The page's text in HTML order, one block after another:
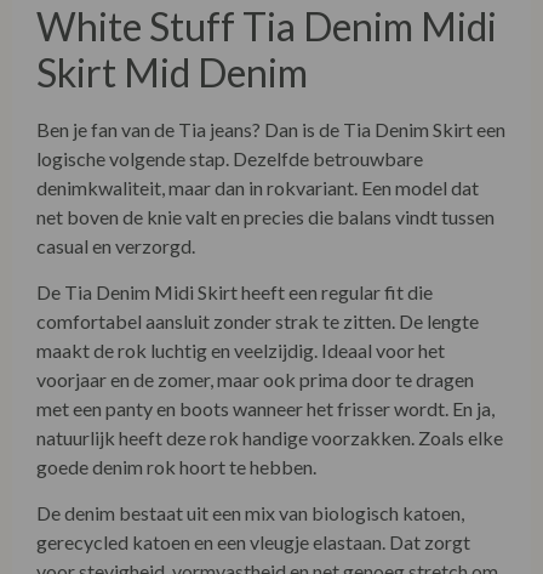
White Stuff Tia Denim Midi
Skirt Mid Denim
Ben je fan van de Tia jeans? Dan is de Tia Denim Skirt een
logische volgende stap. Dezelfde betrouwbare
denimkwaliteit, maar dan in rokvariant. Een model dat
net boven de knie valt en precies die balans vindt tussen
casual en verzorgd.
De Tia Denim Midi Skirt heeft een regular fit die
comfortabel aansluit zonder strak te zitten. De lengte
maakt de rok luchtig en veelzijdig. Ideaal voor het
voorjaar en de zomer, maar ook prima door te dragen
met een panty en boots wanneer het frisser wordt. En ja,
natuurlijk heeft deze rok handige voorzakken. Zoals elke
goede denim rok hoort te hebben.
De denim bestaat uit een mix van biologisch katoen,
gerecycled katoen en een vleugje elastaan. Dat zorgt